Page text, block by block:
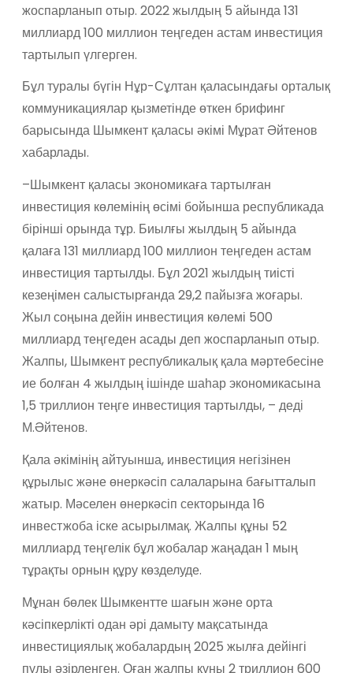
жоспарланып отыр. 2022 жылдың 5 айында 131
миллиард 100 миллион теңгеден астам инвестиция
тартылып үлгерген.
Бұл туралы бүгін Нұр-Сұлтан қаласындағы орталық
коммуникациялар қызметінде өткен брифинг
барысында Шымкент қаласы әкімі Мұрат Әйтенов
хабарлады.
–Шымкент қаласы экономикаға тартылған
инвестиция көлемінің өсімі бойынша республикада
бірінші орында тұр. Биылғы жылдың 5 айында
қалаға 131 миллиард 100 миллион теңгеден астам
инвестиция тартылды. Бұл 2021 жылдың тиісті
кезеңімен салыстырғанда 29,2 пайызға жоғары.
Жыл соңына дейін инвестиция көлемі 500
миллиард теңгеден асады деп жоспарланып отыр.
Жалпы, Шымкент республикалық қала мәртебесіне
ие болған 4 жылдың ішінде шаһар экономикасына
1,5 триллион теңге инвестиция тартылды, – деді
М.Әйтенов.
Қала әкімінің айтуынша, инвестиция негізінен
құрылыс және өнеркәсіп салаларына бағытталып
жатыр. Мәселен өнеркәсіп секторында 16
инвестжоба іске асырылмақ. Жалпы құны 52
миллиард теңгелік бұл жобалар жаңадан 1 мың
тұрақты орнын құру көзделуде.
Мұнан бөлек Шымкентте шағын және орта
кәсіпкерлікті одан әрі дамыту мақсатында
инвестициялық жобалардың 2025 жылға дейінгі
пулы әзірленген. Оған жалпы құны 2 триллион 600